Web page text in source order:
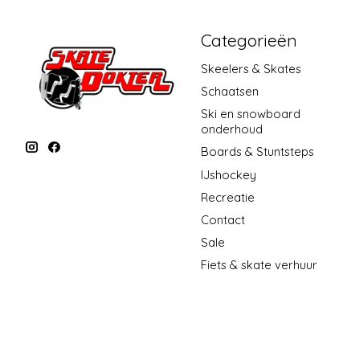
Categorieën
Skeelers & Skates
Schaatsen
Ski en snowboard
onderhoud
Boards & Stuntsteps
IJshockey
Recreatie
Contact
Sale
Fiets & skate verhuur